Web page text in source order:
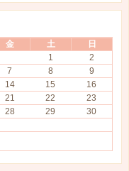
金 土 日
1
2
7 8
9
14 15
16
21 22
23
28 29
30